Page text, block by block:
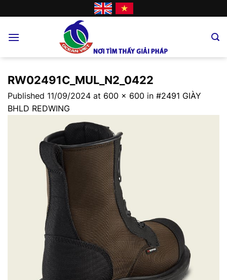
to
RW02491C_MUL_N2_0422
Published 11/09/2024 at 600 × 600 in #2491 GIÀY
BHLD REDWING